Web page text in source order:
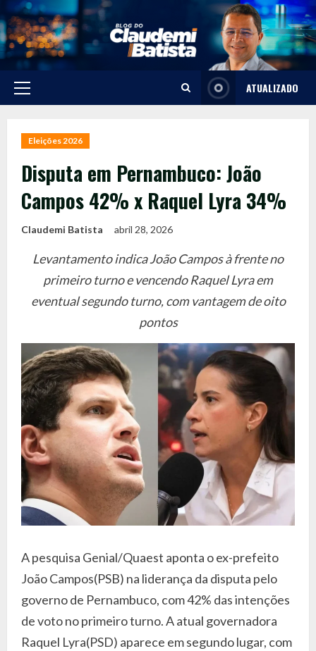
Skip
to
content
Primary
ATUALIZADO
Eleições 2026
Disputa em Pernambuco: João
Campos 42% x Raquel Lyra 34%
Claudemi Batista abril 28, 2026
Levantamento indica João Campos à frente no
primeiro turno e vencendo Raquel Lyra em
eventual segundo turno, com vantagem de oito
pontos
A pesquisa Genial/Quaest aponta o ex-prefeito
João Campos(PSB) na liderança da disputa pelo
governo de Pernambuco, com 42% das intenções
de voto no primeiro turno. A atual governadora
Raquel Lyra(PSD) aparece em segundo lugar, com